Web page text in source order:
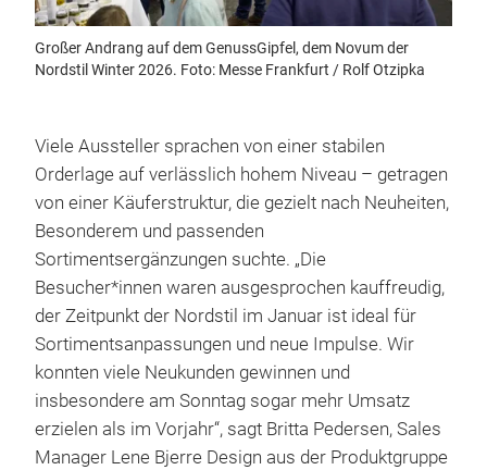
Großer Andrang auf dem GenussGipfel, dem Novum der
Nordstil Winter 2026. Foto: Messe Frankfurt / Rolf Otzipka
Viele Aussteller sprachen von einer stabilen
Orderlage auf verlässlich hohem Niveau – getragen
von einer Käuferstruktur, die gezielt nach Neuheiten,
Besonderem und passenden
Sortimentsergänzungen suchte. „Die
Besucher*innen waren ausgesprochen kauffreudig,
der Zeitpunkt der Nordstil im Januar ist ideal für
Sortimentsanpassungen und neue Impulse. Wir
konnten viele Neukunden gewinnen und
insbesondere am Sonntag sogar mehr Umsatz
erzielen als im Vorjahr“, sagt Britta Pedersen, Sales
Manager Lene Bjerre Design aus der Produktgruppe